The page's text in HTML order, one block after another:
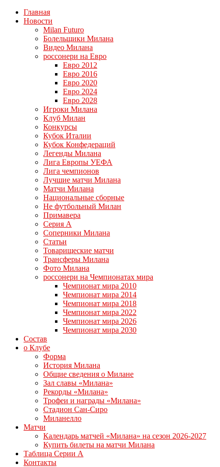
Главная
Новости
Milan Futuro
Болельщики Милана
Видео Милана
россонери на Евро
Евро 2012
Евро 2016
Евро 2020
Евро 2024
Евро 2028
Игроки Милана
Клуб Милан
Конкурсы
Кубок Италии
Кубок Конфедераций
Легенды Милана
Лига Европы УЕФА
Лига чемпионов
Лучшие матчи Милана
Матчи Милана
Национальные сборные
Не футбольный Милан
Примавера
Серия А
Соперники Милана
Статьи
Товарищеские матчи
Трансферы Милана
Фото Милана
россонери на Чемпионатах мира
Чемпионат мира 2010
Чемпионат мира 2014
Чемпионат мира 2018
Чемпионат мира 2022
Чемпионат мира 2026
Чемпионат мира 2030
Состав
о Клубе
Форма
История Милана
Общие сведения о Милане
Зал славы «Милана»
Рекорды «Милана»
Трофеи и награды «Милана»
Стадион Сан-Сиро
Миланелло
Матчи
Календарь матчей «Милана» на сезон 2026-2027
Купить билеты на матчи Милана
Таблица Серии А
Контакты